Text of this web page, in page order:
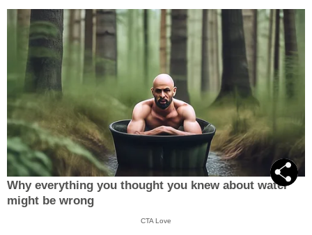
Why everything you thought you knew about water
might be wrong
CTA Love